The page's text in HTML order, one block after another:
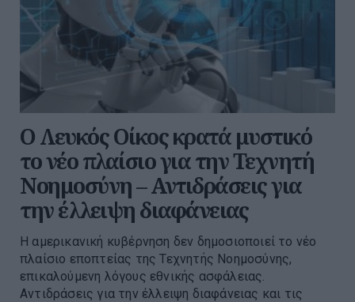
Ο Λευκός Οίκος κρατά μυστικό
το νέο πλαίσιο για την Τεχνητή
Νοημοσύνη – Αντιδράσεις για
την έλλειψη διαφάνειας
Η αμερικανική κυβέρνηση δεν δημοσιοποιεί το νέο
πλαίσιο εποπτείας της Τεχνητής Νοημοσύνης,
επικαλούμενη λόγους εθνικής ασφάλειας.
Αντιδράσεις για την έλλειψη διαφάνειας και τις